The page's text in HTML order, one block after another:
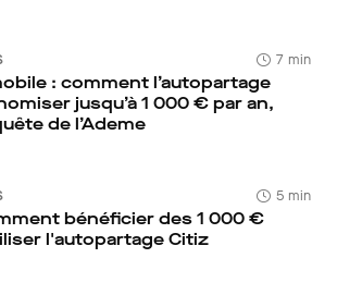
7 min
: comment l’autopartage
jusqu’à 1 000 € par an,
de l’Ademe
5 min
bénéficier des 1 000 €
l'autopartage Citiz